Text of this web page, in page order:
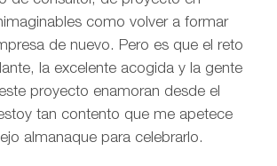
como volver a formar
de nuevo. Pero es que el reto
la excelente acogida y la gente
proyecto enamoran desde el
tan contento que me apetece
almanaque para celebrarlo.